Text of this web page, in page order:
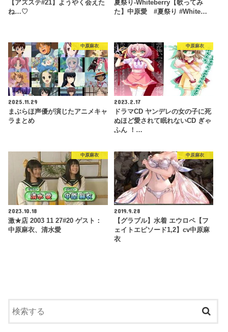
【アズステ#21】ようやく会えた
ね…♡
夏祭り-Whiteberry【歌ってみ
た】中原愛 #夏祭り #White…
中原麻衣
2025.11.29
まぶらほ声優が演じたアニメキャ
ラまとめ
中原麻衣
2023.2.17
ドラマCD ヤンデレの女の子に死
ぬほど愛されて眠れないCD ぎゃ
ふん ！…
中原麻衣
2023.10.18
激★店 2003 11 27#20 ゲスト：
中原麻衣、清水愛
中原麻衣
2019.9.28
【グラブル】水着 エウロペ【フ
ェイトエピソード1,2】cv中原麻
衣